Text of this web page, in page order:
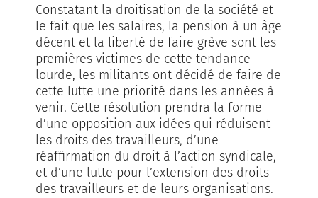
Constatant la droitisation de la société et
le fait que les salaires, la pension à un âge
décent et la liberté de faire grève sont les
premières victimes de cette tendance
lourde, les militants ont décidé de faire de
cette lutte une priorité dans les années à
venir. Cette résolution prendra la forme
d’une opposition aux idées qui réduisent
les droits des travailleurs, d’une
réaffirmation du droit à l’action syndicale,
et d’une lutte pour l’extension des droits
des travailleurs et de leurs organisations.